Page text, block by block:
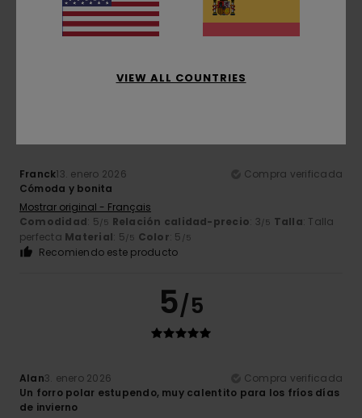
Mostrar original - Italiano
Comodidad: 5/5 Relación calidad-precio
Material: 4/5 Color
5
Franck13. enero 2026
Compra verificada
Cómoda y bonita
Mostrar original - Français
Comodidad: 5/5 Relación calidad-precio: 3/5 Talla: Talla
perfecta Material: 5/5 Color: 5 /5
Recomiendo este producto
5/5
Alan3. enero 2026
Compra verificada
Un forro polar estupendo, muy calentito para los fríos días
de invierno
VIEW ALL COUNTRIES